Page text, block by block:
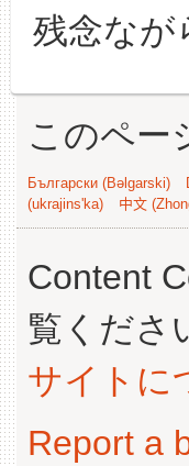
残念なが
このペー
Български (Bəlgarski)
(ukrajins'ka)
中文
Content
覧くださ
サイトに
Report a